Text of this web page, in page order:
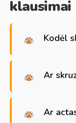
klausimai
Kodėl
Ar
Ar